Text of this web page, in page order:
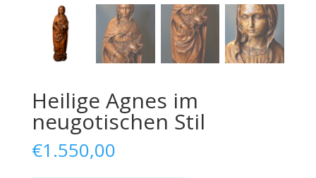
Heilige Agnes im
neugotischen Stil
€1.550,00